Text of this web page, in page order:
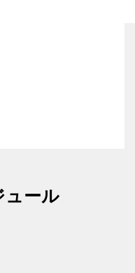
ュール